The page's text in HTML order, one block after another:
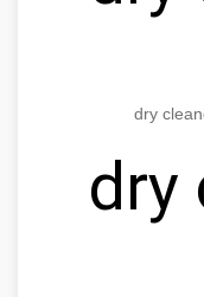
dry
dry